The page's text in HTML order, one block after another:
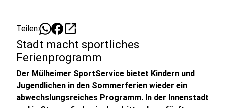
Teilen: open_in_new
Stadt macht sportliches
Ferienprogramm
Der Mülheimer SportService bietet Kindern und
Jugendlichen in den Sommerferien wieder ein
abwechslungsreiches Programm. In der Innenstadt